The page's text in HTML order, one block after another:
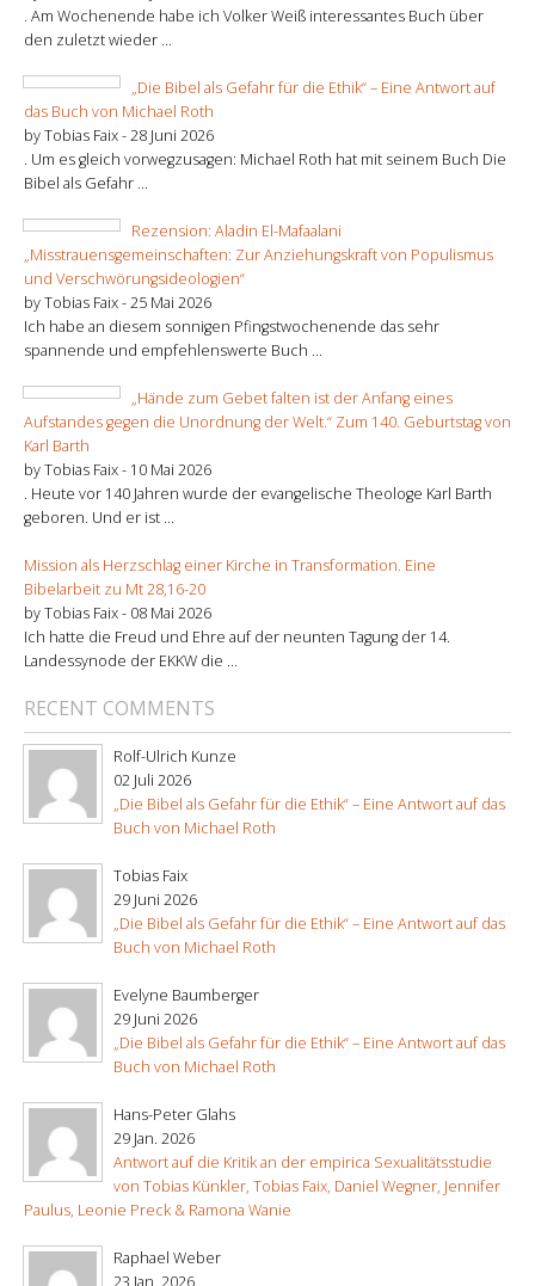
. Am Wochenende habe ich Volker Weiß interessantes Buch über
den zuletzt wieder ...
„Die Bibel als Gefahr für die Ethik“ – Eine Antwort auf
das Buch von Michael Roth
by Tobias Faix -28 Juni 2026
. Um es gleich vorwegzusagen: Michael Roth hat mit seinem Buch Die
Bibel als Gefahr ...
Rezension: Aladin El-Mafaalani
„Misstrauensgemeinschaften: Zur Anziehungskraft von Populismus
und Verschwörungsideologien“
by Tobias Faix -25 Mai 2026
Ich habe an diesem sonnigen Pfingstwochenende das sehr
spannende und empfehlenswerte Buch ...
„Hände zum Gebet falten ist der Anfang eines
Aufstandes gegen die Unordnung der Welt.“ Zum 140. Geburtstag von
Karl Barth
by Tobias Faix - 10 Mai 2026
. Heute vor 140 Jahren wurde der evangelische Theologe Karl Barth
geboren. Und er ist ...
Mission als Herzschlag einer Kirche in Transformation. Eine
Bibelarbeit zu Mt 28,16-20
by Tobias Faix - 08 Mai 2026
Ich hatte die Freud und Ehre auf der neunten Tagung der 14.
Landessynode der EKKW die ...
RECENT COMMENTS
Rolf-Ulrich Kunze
02 Juli 2026
„Die Bibel als Gefahr für die Ethik“ – Eine Antwort auf das
Buch von Michael Roth
Tobias Faix
29 Juni 2026
„Die Bibel als Gefahr für die Ethik“ – Eine Antwort auf das
Buch von Michael Roth
Evelyne Baumberger
29 Juni 2026
„Die Bibel als Gefahr für die Ethik“ – Eine Antwort auf das
Buch von Michael Roth
Hans-Peter Glahs
29 Jan. 2026
Antwort auf die Kritik an der empirica Sexualitätsstudie
von Tobias Künkler, Tobias Faix, Daniel Wegner, Jennifer
Paulus, Leonie Preck & Ramona Wanie
Raphael Weber
23 Jan. 2026